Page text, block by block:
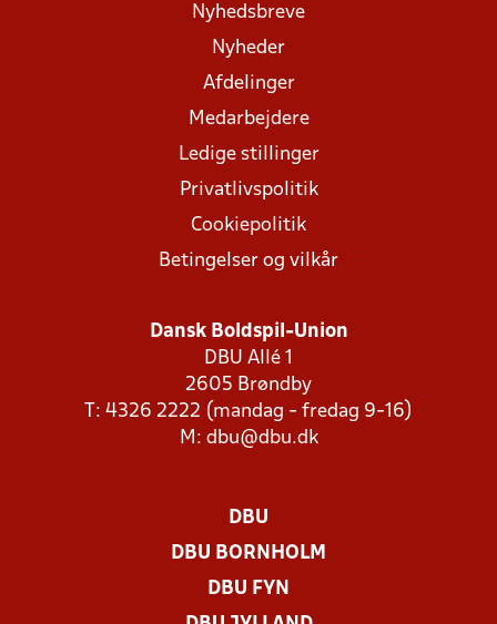
Nyhedsbreve
Nyheder
Afdelinger
Medarbejdere
Ledige stillinger
Privatlivspolitik
Cookiepolitik
Betingelser og vilkår
Dansk Boldspil-Union
DBU Allé 1
2605 Brøndby
T: 4326 2222 (mandag - fredag 9-16)
M: dbu@dbu.dk
DBU
DBU BORNHOLM
DBU FYN